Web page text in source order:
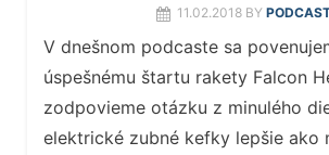
11.02.2018 BY
V dnešnom podcaste sa
úspešnému štartu rakety Falcon
zodpovieme otázku z minulého
elektrické zubné kefky lepšie ako